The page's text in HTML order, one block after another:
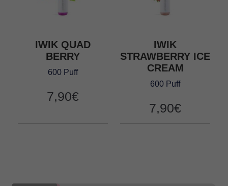
IWIK QUAD
BERRY
600 Puff
7,90€
IWIK
STRAWBERRY ICE
CREAM
600 Puff
7,90€